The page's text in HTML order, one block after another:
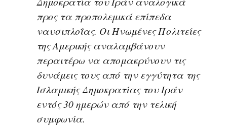
προς τα προπολεμικά επίπεδα
ναυσιπλοΐας. Οι Ηνωμένες Πολιτείες
της Αμερικής αναλαμβάνουν
περαιτέρω να απομακρύνουν τις
δυνάμεις τους από την εγγύτητα της
Ισλαμικής Δημοκρατίας του Ιράν
εντός 30 ημερών από την τελική
συμφωνία.